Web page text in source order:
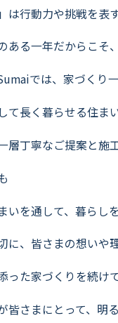
は行動力や挑戦を表
ある一年だからこそ、
では、家づくり
て長く暮らせる住ま
層丁寧なご提案と施
いを通して、暮らし
に、皆さまの想いや
った家づくりを続け
皆さまにとって、明る